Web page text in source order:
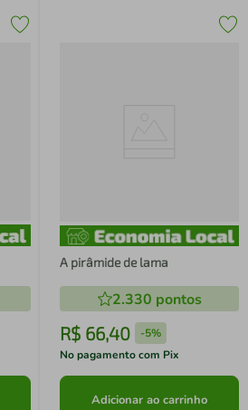
A pirâmide de lama
2.330 pontos
R$ 66,40 -5%
No pagamento com Pix
Adicionar ao carrinho